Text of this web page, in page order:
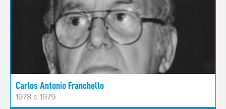
Carlos Antonio Franchello
1978 a 1979